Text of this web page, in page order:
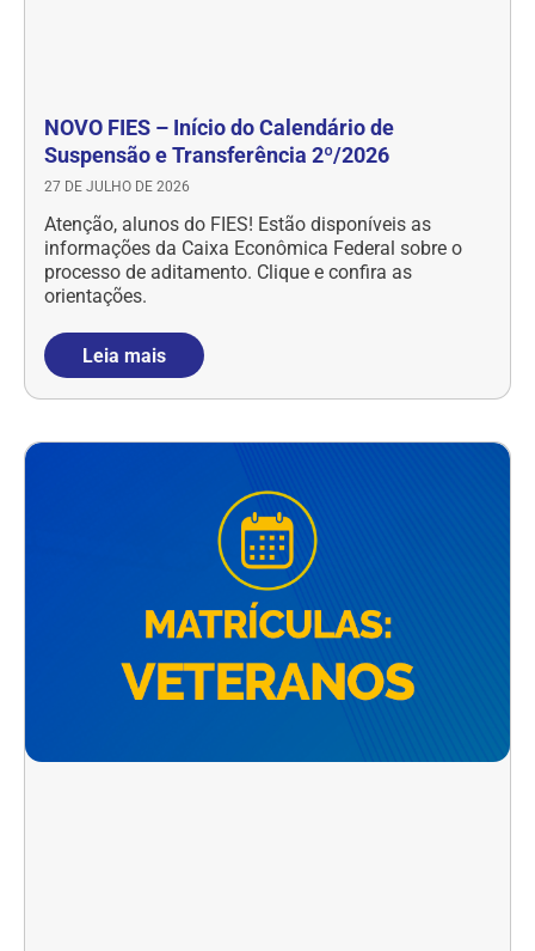
NOVO FIES – Início do Calendário de
Suspensão e Transferência 2º/2026
27 DE JULHO DE 2026
Atenção, alunos do FIES! Estão disponíveis as
informações da Caixa Econômica Federal sobre o
processo de aditamento. Clique e confira as
orientações.
Leia mais